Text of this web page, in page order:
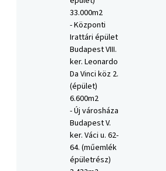
33.000m2
- Központi
Irattári épület
Budapest VIII.
ker. Leonardo
Da Vinci köz 2.
(épület)
6.600m2
- Új városháza
Budapest V.
ker. Váci u. 62-
64. (műemlék
épületrész)